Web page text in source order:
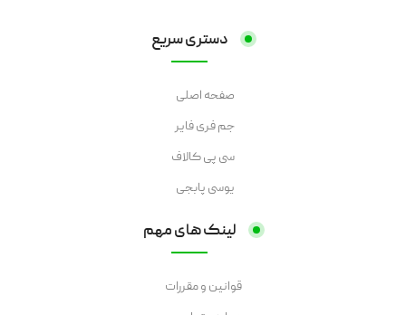
دستری سریع
صفحه اصلی
جم فری فایر
سی پی کالاف
یوسی پابجی
لینک های مهم
قوانین و مقررات